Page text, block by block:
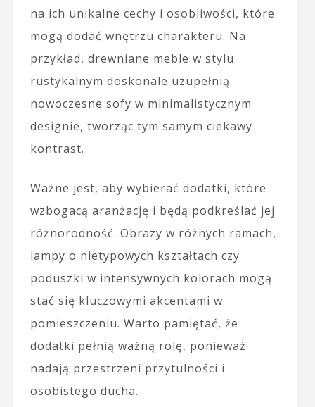
na ich unikalne cechy i osobliwości, które
mogą dodać wnętrzu charakteru. Na
przykład, drewniane meble w stylu
rustykalnym doskonale uzupełnią
nowoczesne sofy w minimalistycznym
designie, tworząc tym samym ciekawy
kontrast.
Ważne jest, aby wybierać dodatki, które
wzbogacą aranżację i będą podkreślać jej
różnorodność. Obrazy w różnych ramach,
lampy o nietypowych kształtach czy
poduszki w intensywnych kolorach mogą
stać się kluczowymi akcentami w
pomieszczeniu. Warto pamiętać, że
dodatki pełnią ważną rolę, ponieważ
nadają przestrzeni przytulności i
osobistego ducha.